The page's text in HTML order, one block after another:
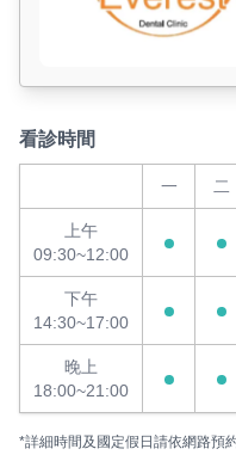
看診時間
一 二
上午
09:30~12:00
下午
14:30~17:00
晚上
18:00~21:00
*詳細時間及國定假日請依網路預